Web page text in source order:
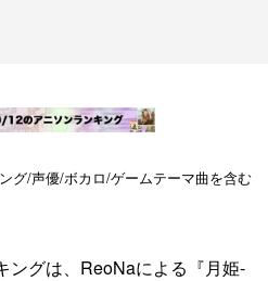
グ/声優/ボカロ/ゲームテーマ曲を含む
ングは、ReoNaによる『月姫-